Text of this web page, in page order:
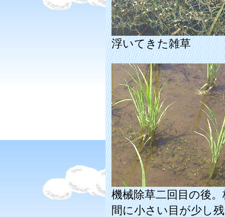
浮いてきた雑草
機械除草二回目の後。
間に小さい目が少し残